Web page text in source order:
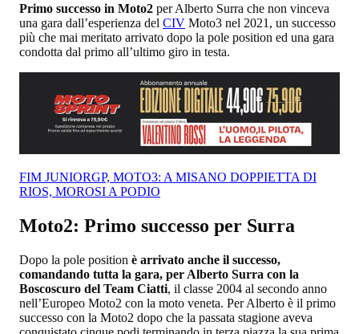
Primo successo in Moto2 per Alberto Surra che non vinceva
una gara dall’esperienza del CIV Moto3 nel 2021, un successo
più che mai meritato arrivato dopo la pole position ed una gara
condotta dal primo all’ultimo giro in testa.
FIM JUNIORGP, MOTO3: A MISANO DOPPIETTA DI
RIOS, MOROSI A PODIO
Moto2: Primo successo per Surra
Dopo la pole position è arrivato anche il successo,
comandando tutta la gara, per Alberto Surra con la
Boscoscuro del Team Ciatti, il classe 2004 al secondo anno
nell’Europeo Moto2 con la moto veneta. Per Alberto è il primo
successo con la Moto2 dopo che la passata stagione aveva